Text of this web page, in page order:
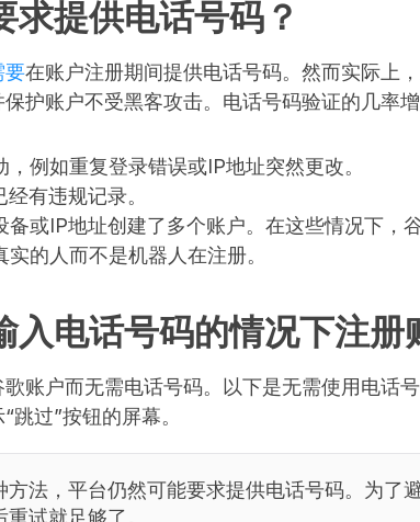
求提供电话号码？
要在账户注册期间提供电话号码。然而实际上
护账户不受黑客攻击。电话号码验证的几率增
例如重复登录错误或IP地址突然更改。
经有违规记录。
备或IP地址创建了多个账户。在这些情况下，
的人而不是机器人在注册。
入电话号码的情况下注册
账户而无需电话号码。以下是无需使用电话
跳过”按钮的屏幕。
方法，平台仍然可能要求提供电话号码。为了
试就足够了。